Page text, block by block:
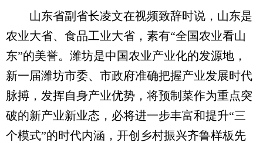
山东省副省长凌文在视频致辞时说，山东是
农业大省、食品工业大省，素有“全国农业看山
东”的美誉。潍坊是中国农业产业化的发源地，
新一届潍坊市委、市政府准确把握产业发展时代
脉搏，发挥自身产业优势，将预制菜作为重点突
破的新产业新业态，必将进一步丰富和提升“三
个模式”的时代内涵，开创乡村振兴齐鲁样板先